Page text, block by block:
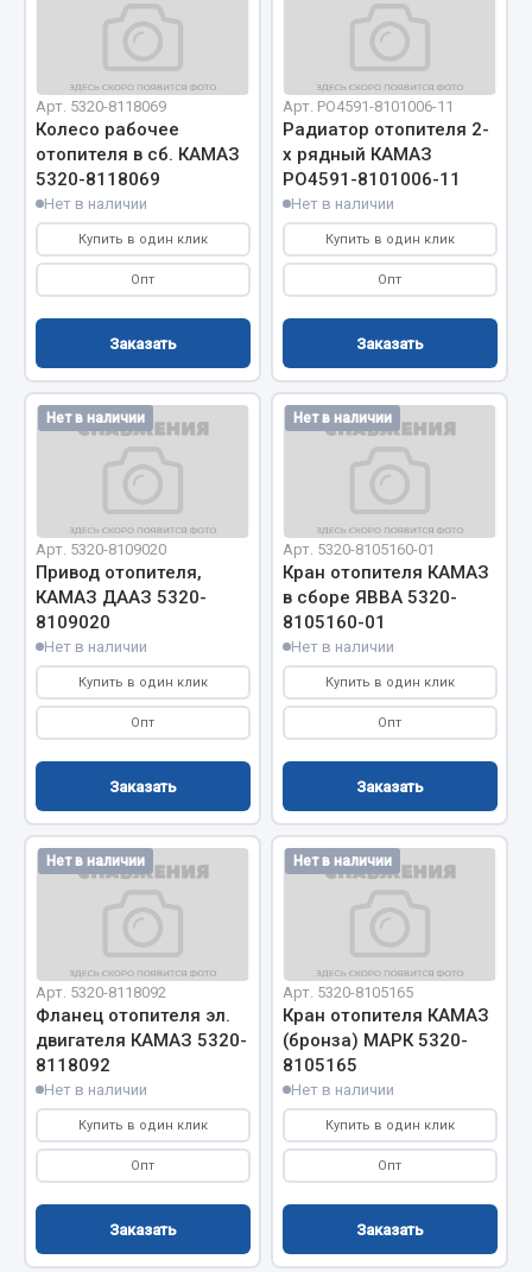
Слесарный инструмент
Столярный инструмент
Показать ещё
Весь раздел
Цепи подъёмные
Весь раздел
Лента конвейерная
Манжеты
Паронит
Патрубки
Прокладки
Рукава высокого давления
Показать ещё
Весь раздел
Автомобильная электрика
Блоки реле и предохранителей
Вилки нагрузочные
Выключатели и переключатели клавишные
Выключатели кнопочные
Выключатель массы
Изолента
Показать ещё
Весь раздел
Арт. 5320-8118069
Колесо рабочее
отопителя в сб. КАМАЗ
5320-8118069
Нет в наличии
Купить в один клик
Опт
Заказать
Арт. РО4591-8101006-11
Радиатор отопителя 2-
х рядный КАМАЗ
РО4591-8101006-11
Нет в наличии
Купить в один клик
Опт
Заказать
Нет в наличии
Арт. 5320-8109020
Привод отопителя,
КАМАЗ ДААЗ 5320-
8109020
Нет в наличии
Купить в один клик
Опт
Заказать
Нет в наличии
Арт. 5320-8105160-01
Кран отопителя КАМАЗ
в сборе ЯВВА 5320-
8105160-01
Нет в наличии
Купить в один клик
Опт
Заказать
Нет в наличии
Арт. 5320-8118092
Фланец отопителя эл.
двигателя КАМАЗ 5320-
8118092
Нет в наличии
Купить в один клик
Опт
Заказать
Нет в наличии
Арт. 5320-8105165
Кран отопителя КАМАЗ
(бронза) МАРК 5320-
8105165
Нет в наличии
Купить в один клик
Опт
Заказать